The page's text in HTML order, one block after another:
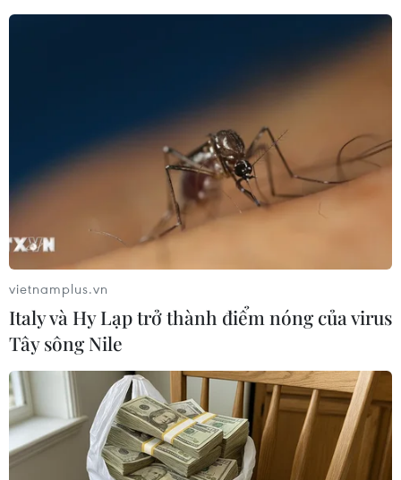
TIN LIÊN QUAN
Xạ thủ bắn tỉa ngay dưới chân
đồng nghiệp để cứu con tin
vietnamplus.vn
Italy và Hy Lạp trở thành điểm nóng của virus
Tây sông Nile